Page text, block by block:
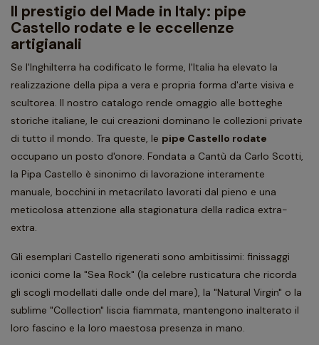
Il prestigio del Made in Italy: pipe
Castello rodate e le eccellenze
artigianali
Se l'Inghilterra ha codificato le forme, l'Italia ha elevato la
realizzazione della pipa a vera e propria forma d'arte visiva e
scultorea. Il nostro catalogo rende omaggio alle botteghe
storiche italiane, le cui creazioni dominano le collezioni private
di tutto il mondo. Tra queste, le pipe Castello rodate
occupano un posto d'onore. Fondata a Cantù da Carlo Scotti,
la Pipa Castello è sinonimo di lavorazione interamente
manuale, bocchini in metacrilato lavorati dal pieno e una
meticolosa attenzione alla stagionatura della radica extra-
extra.
Gli esemplari Castello rigenerati sono ambitissimi: finissaggi
iconici come la "Sea Rock" (la celebre rusticatura che ricorda
gli scogli modellati dalle onde del mare), la "Natural Virgin" o la
sublime "Collection" liscia fiammata, mantengono inalterato il
loro fascino e la loro maestosa presenza in mano.